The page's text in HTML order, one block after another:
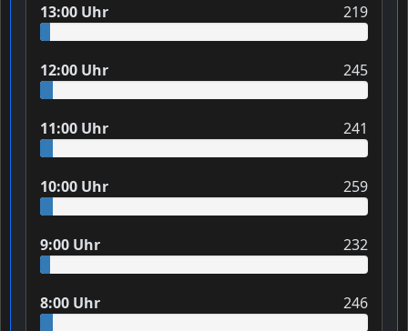
13:00 Uhr 219
12:00 Uhr 245
11:00 Uhr 241
10:00 Uhr 259
9:00 Uhr 232
8:00 Uhr 246